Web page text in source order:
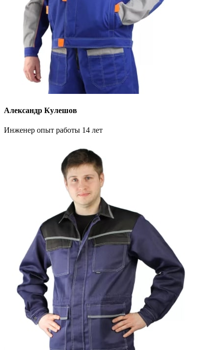
Александр Кулешов
Инженер опыт работы 14 лет